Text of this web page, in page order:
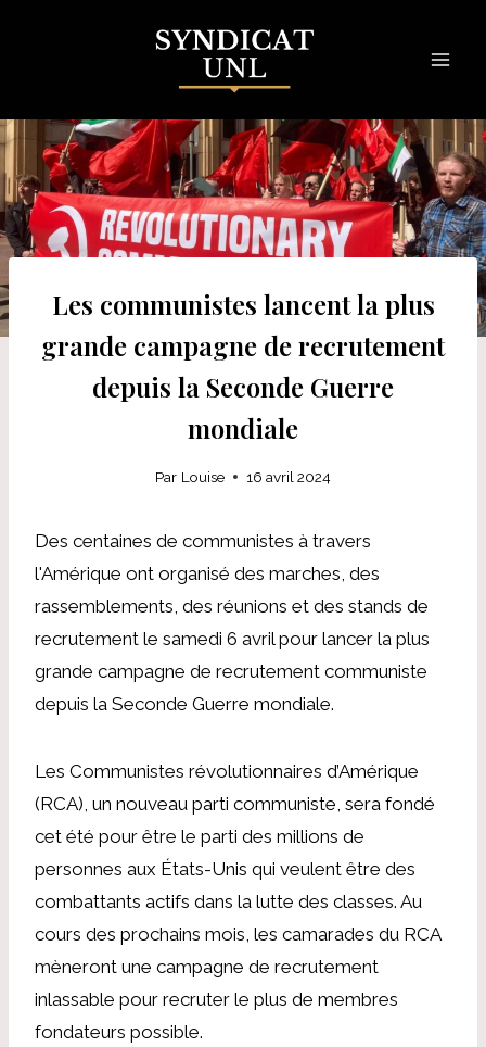
Les communistes lancent la plus
grande campagne de recrutement
depuis la Seconde Guerre
mondiale
Par Louise 16 avril 2024
Des centaines de communistes à travers
l'Amérique ont organisé des marches, des
rassemblements, des réunions et des stands de
recrutement le samedi 6 avril pour lancer la plus
grande campagne de recrutement communiste
depuis la Seconde Guerre mondiale.
Les Communistes révolutionnaires d’Amérique
(RCA), un nouveau parti communiste, sera fondé
cet été pour être le parti des millions de
personnes aux États-Unis qui veulent être des
combattants actifs dans la lutte des classes. Au
cours des prochains mois, les camarades du RCA
mèneront une campagne de recrutement
inlassable pour recruter le plus de membres
fondateurs possible.